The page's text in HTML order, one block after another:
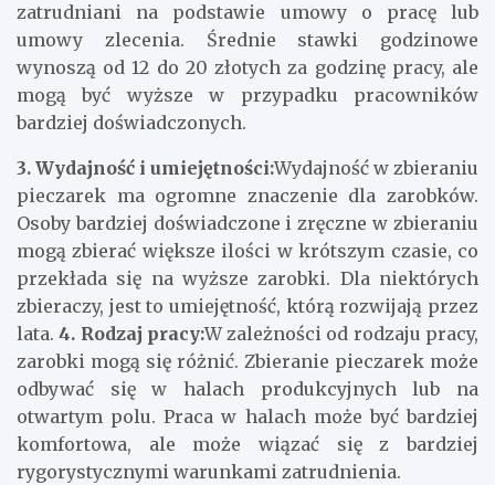
zatrudniani na podstawie umowy o pracę lub
umowy zlecenia. Średnie stawki godzinowe
wynoszą od 12 do 20 złotych za godzinę pracy, ale
mogą być wyższe w przypadku pracowników
bardziej doświadczonych.
3. Wydajność i umiejętności:Wydajność w zbieraniu
pieczarek ma ogromne znaczenie dla zarobków.
Osoby bardziej doświadczone i zręczne w zbieraniu
mogą zbierać większe ilości w krótszym czasie, co
przekłada się na wyższe zarobki. Dla niektórych
zbieraczy, jest to umiejętność, którą rozwijają przez
lata.4. Rodzaj pracy:W zależności od rodzaju pracy,
zarobki mogą się różnić. Zbieranie pieczarek może
odbywać się w halach produkcyjnych lub na
otwartym polu. Praca w halach może być bardziej
komfortowa, ale może wiązać się z bardziej
rygorystycznymi warunkami zatrudnienia.